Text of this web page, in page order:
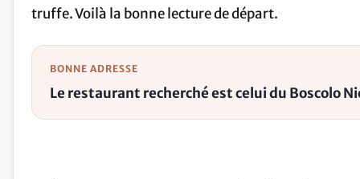
truffe. Voilà la bonne lecture de départ.
BONNE ADRESSE
Le restaurant recherché est celui du Boscolo